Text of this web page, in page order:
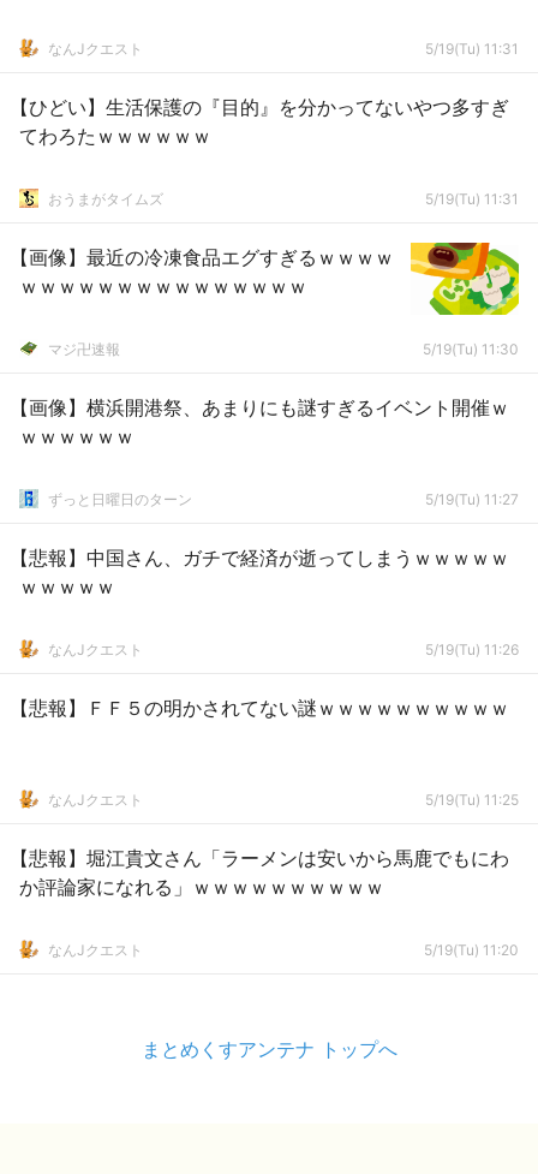
なんJクエスト 5/19(Tu) 11:31
【ひどい】生活保護の『目的』を分かってないやつ多すぎ
てわろたｗｗｗｗｗｗ
おうまがタイムズ 5/19(Tu) 11:31
【画像】最近の冷凍食品エグすぎるｗｗｗｗ
ｗｗｗｗｗｗｗｗｗｗｗｗｗｗｗ
マジ卍速報 5/19(Tu) 11:30
【画像】横浜開港祭、あまりにも謎すぎるイベント開催ｗ
ｗｗｗｗｗｗ
ずっと日曜日のターン 5/19(Tu) 11:27
【悲報】中国さん、ガチで経済が逝ってしまうｗｗｗｗｗ
ｗｗｗｗｗ
なんJクエスト 5/19(Tu) 11:26
【悲報】ＦＦ５の明かされてない謎ｗｗｗｗｗｗｗｗｗｗ
なんJクエスト 5/19(Tu) 11:25
【悲報】堀江貴文さん「ラーメンは安いから馬鹿でもにわ
か評論家になれる」ｗｗｗｗｗｗｗｗｗｗ
なんJクエスト 5/19(Tu) 11:20
まとめくすアンテナ トップへ